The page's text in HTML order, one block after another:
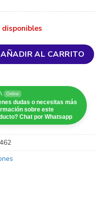
con fruncido con
AÑADIR AL CARRITO
Online
dudas o necesitas más
sobre este
Chat por Whatsapp